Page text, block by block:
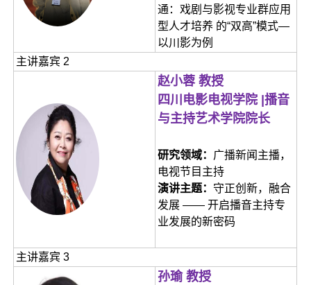
通：戏剧与影视专业群应用
型人才培养 的“双高”模式—
以川影为例
主讲嘉宾 2
赵小蓉 教授
四川电影电视学院 |播音
与主持艺术学院院长
研究领域： 广播新闻主播，
电视节目主持
演讲主题： 守正创新，融合
发展 —— 开启播音主持专
业发展的新密码
主讲嘉宾 3
孙瑜 教授